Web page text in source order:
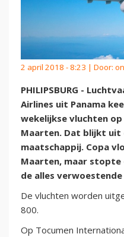
2 april 2018 - 8:23 | Door:
PHILIPSBURG -
Airlines uit Panama
wekelijkse vluchten
Maarten. Dat blijkt uit
maatschappij. Copa
Maarten, maar stopte
de alles
De vluchten worden
800.
Op Tocumen